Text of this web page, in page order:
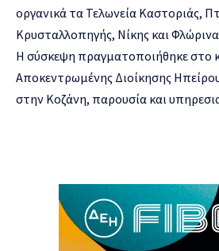
οργανικά τα Τελωνεία Καστοριάς,
Κρυσταλλοπηγής, Νίκης και
Η σύσκεψη πραγματοποιήθηκε στο
Αποκεντρωμένης Διοίκησης
στην Κοζάνη, παρουσία και